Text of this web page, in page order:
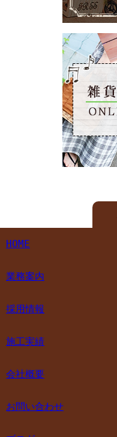
HOME
業務案内
採用情報
施工実績
会社概要
お問い合わせ